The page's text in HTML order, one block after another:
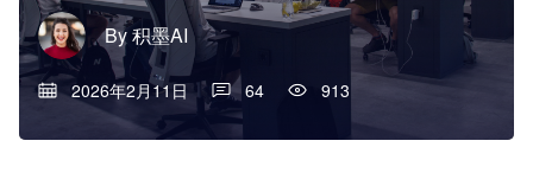
By积墨AI
2026年2月11日 64 913